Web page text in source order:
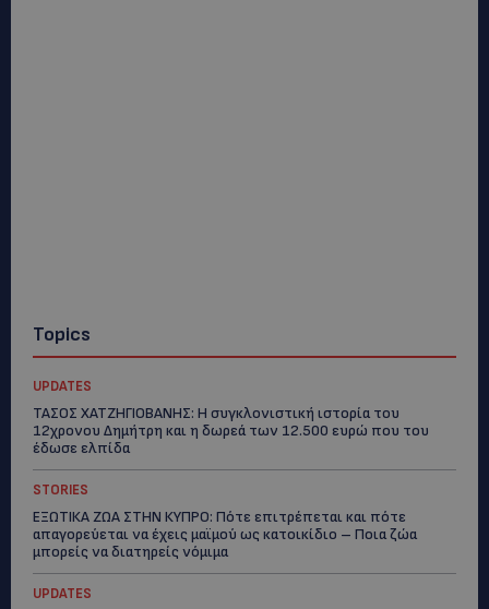
Topics
UPDATES
ΤΑΣΟΣ ΧΑΤΖΗΓΙΟΒΑΝΗΣ: Η συγκλονιστική ιστορία του
12χρονου Δημήτρη και η δωρεά των 12.500 ευρώ που του
έδωσε ελπίδα
STORIES
ΕΞΩΤΙΚΑ ΖΩΑ ΣΤΗΝ ΚΥΠΡΟ: Πότε επιτρέπεται και πότε
απαγορεύεται να έχεις μαϊμού ως κατοικίδιο – Ποια ζώα
μπορείς να διατηρείς νόμιμα
UPDATES